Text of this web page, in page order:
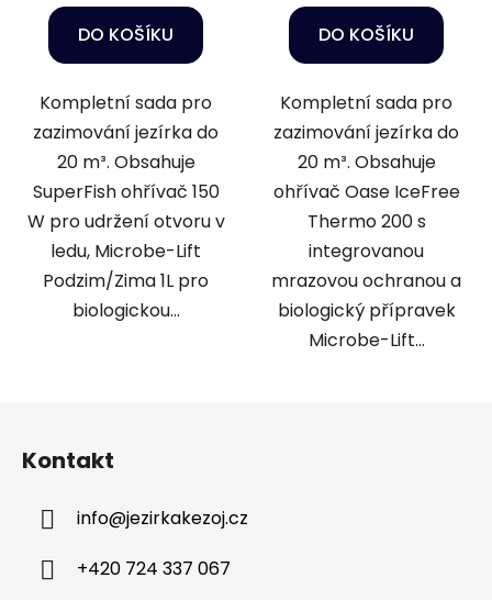
DO KOŠÍKU
Kompletní sada pro
zazimování jezírka do
20 m³. Obsahuje
SuperFish ohřívač 150
W pro udržení otvoru v
ledu, Microbe-Lift
Podzim/Zima 1L pro
biologickou...
DO KOŠÍKU
Kompletní sada pro
zazimování jezírka do
20 m³. Obsahuje
ohřívač Oase IceFree
Thermo 200 s
integrovanou
mrazovou ochranou a
biologický přípravek
Microbe-Lift...
Kontakt
info@jezirkakezoj.cz
+420 724 337 067